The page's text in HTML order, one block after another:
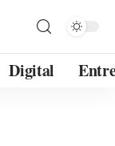
Digital